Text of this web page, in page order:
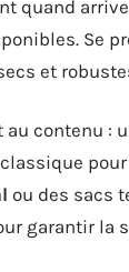
quand
Se
et
au contenu :
ou des sacs
garantir la